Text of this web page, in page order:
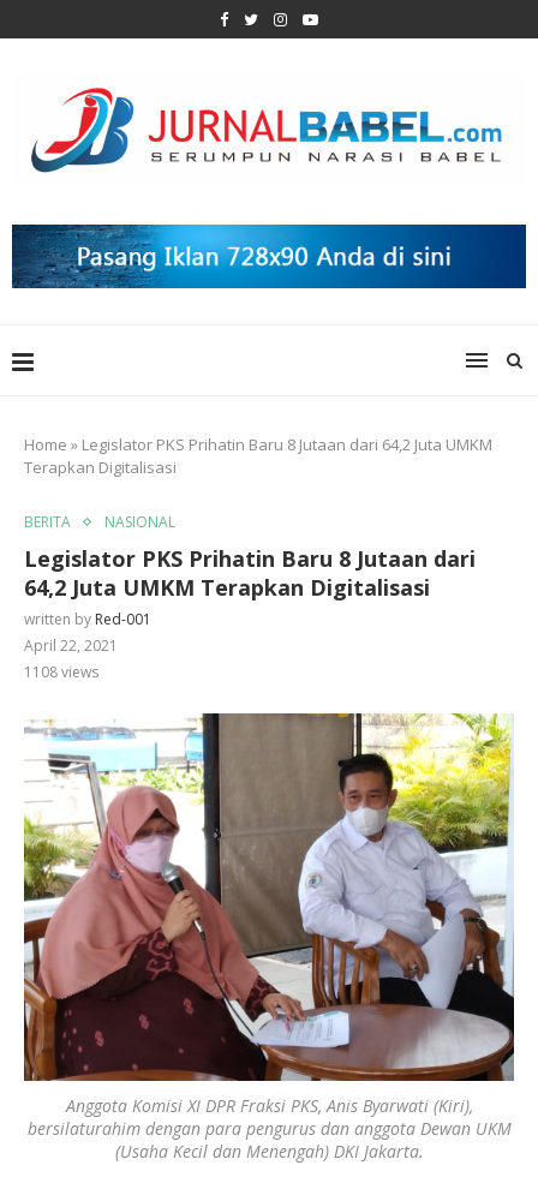
Home » Legislator PKS Prihatin Baru 8 Jutaan dari 64,2 Juta UMKM
Terapkan Digitalisasi
BERITA NASIONAL
Legislator PKS Prihatin Baru 8 Jutaan dari
64,2 Juta UMKM Terapkan Digitalisasi
written by Red-001
April 22, 2021
1108views
Anggota Komisi XI DPR Fraksi PKS, Anis Byarwati (Kiri),
bersilaturahim dengan para pengurus dan anggota Dewan UKM
(Usaha Kecil dan Menengah) DKI Jakarta.